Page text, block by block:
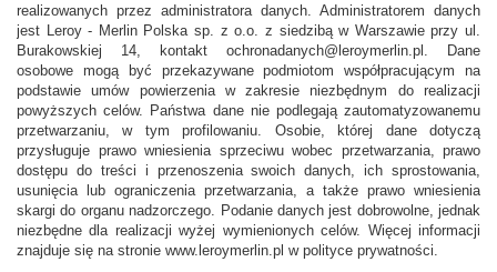
realizowanych przez administratora danych. Administratorem danych
jest Leroy - Merlin Polska sp. z o.o. z siedzibą w Warszawie przy ul.
Burakowskiej 14, kontakt ochronadanych@leroymerlin.pl. Dane
osobowe mogą być przekazywane podmiotom współpracującym na
podstawie umów powierzenia w zakresie niezbędnym do realizacji
powyższych celów. Państwa dane nie podlegają zautomatyzowanemu
przetwarzaniu, w tym profilowaniu. Osobie, której dane dotyczą
przysługuje prawo wniesienia sprzeciwu wobec przetwarzania, prawo
dostępu do treści i przenoszenia swoich danych, ich sprostowania,
usunięcia lub ograniczenia przetwarzania, a także prawo wniesienia
skargi do organu nadzorczego. Podanie danych jest dobrowolne, jednak
niezbędne dla realizacji wyżej wymienionych celów. Więcej informacji
znajduje się na stronie www.leroymerlin.pl w polityce prywatności.